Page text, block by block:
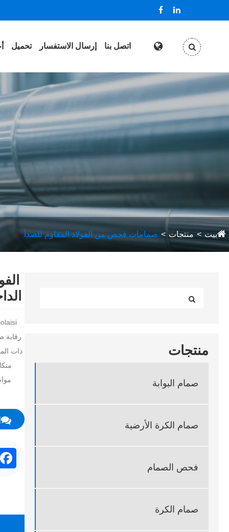
تحميل إرسال الاستفسار اتصل بنا
بيت منتجات صمامات فحص من الفولاذ المقاوم للصدأ
منتجات
صمام البوابة
صمام الكرة الأرضية
فحص الصمام
صمام الكرة
رقابة
ذات